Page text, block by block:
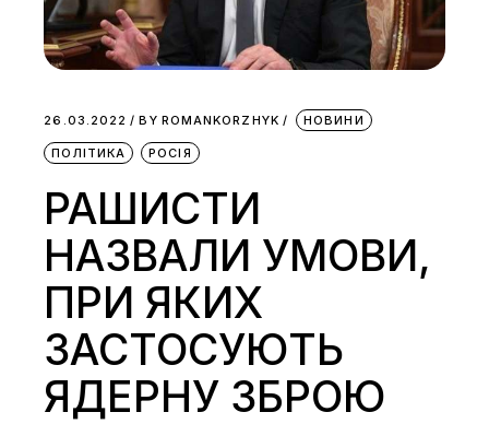
26.03.2022 BY ROMANKORZHYK НОВИНИ
ПОЛІТИКА РОСІЯ
РАШИСТИ
НАЗВАЛИ УМОВИ,
ПРИ ЯКИХ
ЗАСТОСУЮТЬ
ЯДЕРНУ ЗБРОЮ